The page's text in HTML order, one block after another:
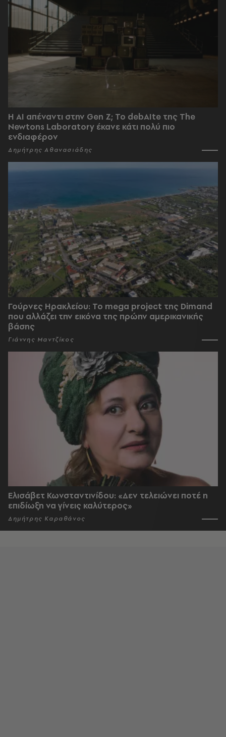
Η AI απέναντι στην Gen Z; Το debAIte της The
Newtons Laboratory έκανε κάτι πολύ πιο
ενδιαφέρον
Δημήτρης Αθανασιάδης
Γούρνες Ηρακλείου: To mega project της Dimand
που αλλάζει την εικόνα της πρώην αμερικανικής
βάσης
Γιάννης Μαντζίκος
Ελισάβετ Κωνσταντινίδου: «Δεν τελειώνει ποτέ η
επιδίωξη να γίνεις καλύτερος»
Δημήτρης Καραθάνος